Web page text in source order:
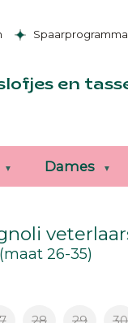
Spaarprogramma
en
Dames
26-35)
28 29 30